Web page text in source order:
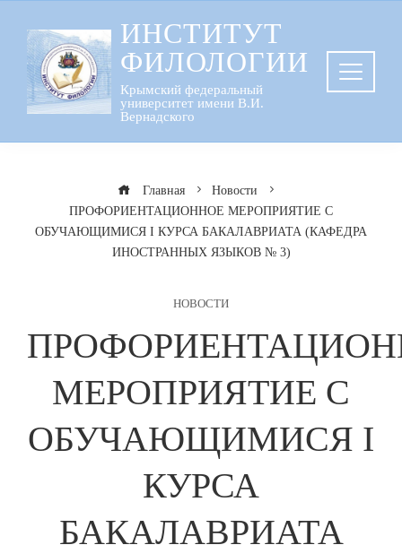
содержанию
ИНСТИТУТ
ФИЛОЛОГИИ
Крымский федеральный
университет имени В.И.
Вернадского
Главная
Новости
ПРОФОРИЕНТАЦИОННОЕ МЕРОПРИЯТИЕ С
ОБУЧАЮЩИМИСЯ I КУРСА БАКАЛАВРИАТА (КАФЕДРА
ИНОСТРАННЫХ ЯЗЫКОВ № 3)
НОВОСТИ
МЕРОПРИЯТИЕ С
ОБУЧАЮЩИМИСЯ I
КУРСА
БАКАЛАВРИАТА